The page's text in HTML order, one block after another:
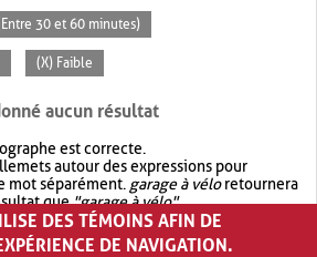
30 et 60 minutes)
(X) Faible
aucun résultat
est correcte.
autour des expressions pour
mot séparément. garage à véloretournera
que"garage à vélo".
votre recherche avec OR.garage OR vélo
plus de résultat quegarage à vélo
DES TÉMOINS AFIN DE
DE NAVIGATION.